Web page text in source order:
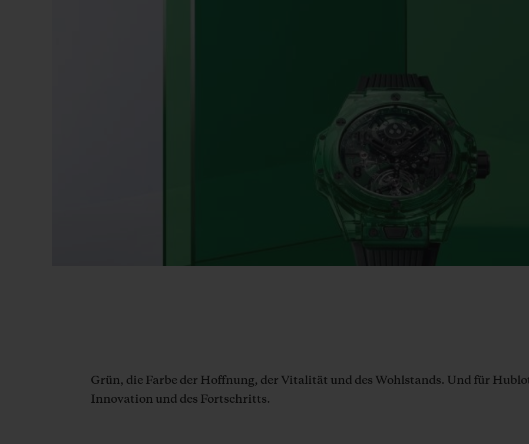
Grün, die Farbe der Hoffnung, der Vitalität und des Wohlstands. Und für
Innovation und des Fortschritts.
GARANTIEVERLÄNGERUNG
VORAUSSICHTLICHE